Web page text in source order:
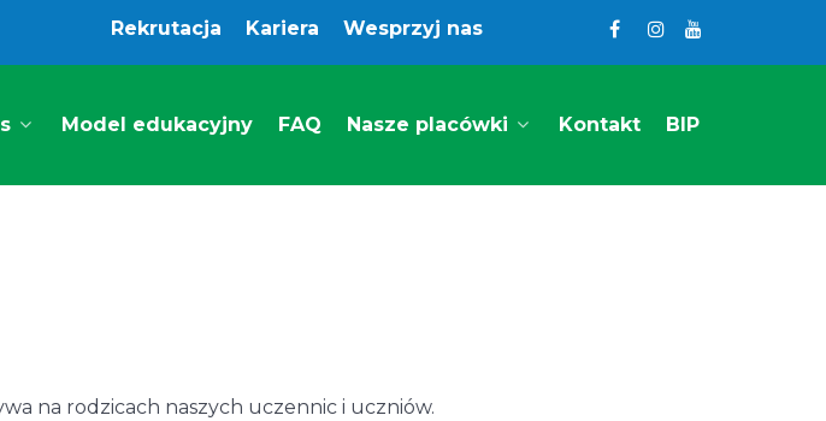
Rekrutacja Kariera Wesprzyj nas
Model edukacyjny FAQ Nasze placówki Kontakt BIP
na rodzicach naszych uczennic i uczniów.